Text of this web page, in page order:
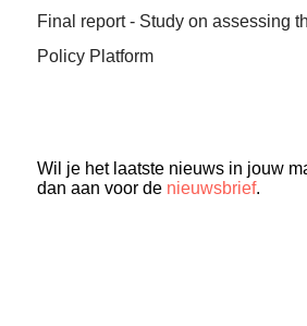
Final report - Study on assessing
Policy Platform
Wil je het laatste nieuws in jouw
dan aan voor de nieuwsbrief.